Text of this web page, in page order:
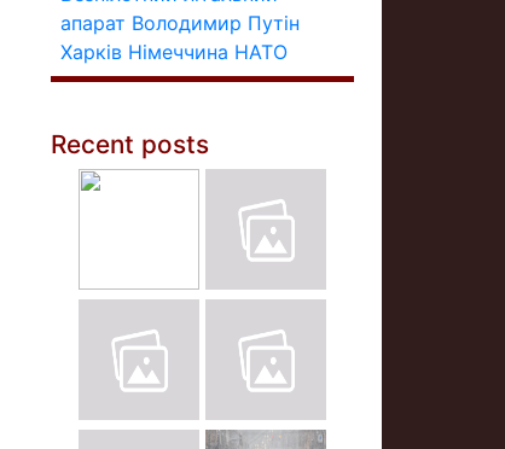
апарат Володимир Путін
Харків Німеччина НАТО
Recent posts